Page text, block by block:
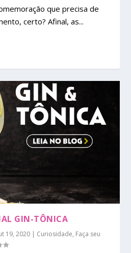
que precisa de
certo? Afinal, as...
GIN-TÔNICA
19, 2020 Curiosidade, Faça seu